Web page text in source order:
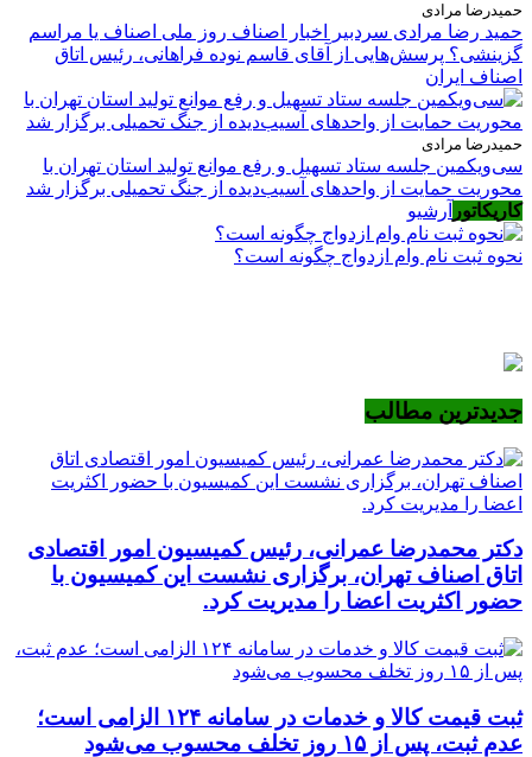
حمیدرضا مرادی
حمید رضا مرادی سردبیر اخبار اصناف روز ملی اصناف یا مراسم
گزینشی؟ پرسش‌هایی از آقای قاسم نوده فراهانی، رئیس اتاق
اصناف ایران
حمیدرضا مرادی
سی‌ویکمین جلسه ستاد تسهیل و رفع موانع تولید استان تهران با
محوریت حمایت از واحدهای آسیب‌دیده از جنگ تحمیلی برگزار شد
کاریکاتور آرشیو
نحوه ثبت نام وام ازدواج چگونه است؟
جدیدترین مطالب
دکتر محمدرضا عمرانی، رئیس کمیسیون امور اقتصادی
اتاق اصناف تهران، برگزاری نشست این کمیسیون با
حضور اکثریت اعضا را مدیریت کرد.
ثبت قیمت کالا و خدمات در سامانه ۱۲۴ الزامی است؛
عدم ثبت، پس از ۱۵ روز تخلف محسوب می‌شود